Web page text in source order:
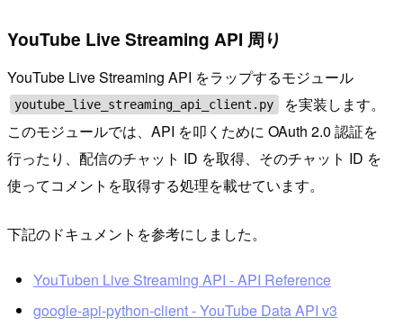
YouTube Live Streaming API 周り
YouTube Live Streaming API をラップするモジュール
youtube_live_streaming_api_client.py
を実装します。
このモジュールでは、API を叩くために OAuth 2.0 認証を
行ったり、配信のチャット ID を取得、そのチャット ID を
使ってコメントを取得する処理を載せています。
下記のドキュメントを参考にしました。
YouTuben Live Streaming API - API Reference
google-api-python-client - YouTube Data API v3